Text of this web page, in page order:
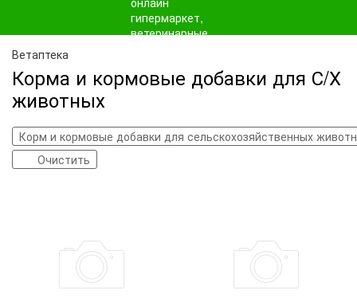
Ветаптека
Корма и кормовые добавки для С/Х
животных
Корм и кормовые добавки для сельскохозяйственных
Очистить